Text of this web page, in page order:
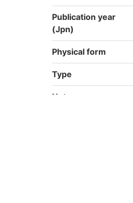
Publication year
(Jpn)
Physical form
Type
Note